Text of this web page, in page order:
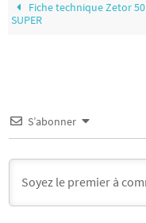
Fiche technique Zetor 50
SUPER
S’abonner